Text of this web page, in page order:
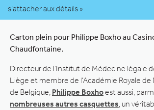
s’attacher aux détails »
Carton plein pour Philippe Boxho au
Chaudfontaine.
Directeur de l’Institut de Médecine légale
Liège et membre de l’Académie Royale
de Belgique, Philippe Boxhoest aussi,
nombreuses autres casquettes , un